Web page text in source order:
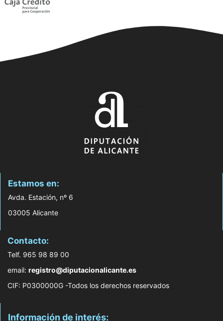
Estamos en:
Avda. Estación, nº 6
03005 Alicante
Contacto:
Telf. 965 98 89 00
email: registro@diputacionalicante.es
CIF: P0300000G -Todos los derechos reservados
Información de interés: